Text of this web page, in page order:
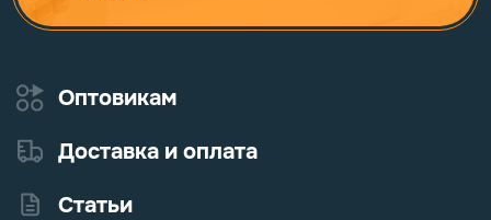
Оптовикам
Доставка и оплата
Статьи